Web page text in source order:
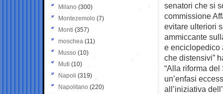
senatori che si
commissione
evitare ulteriori
ammiccante
e enciclopedico
che distensivi”
“Alla riforma
un’enfasi
all’iniziativa
Milano (300)
Montezemolo (7)
Monti (357)
moschea (11)
Musso (10)
Muti (10)
Napoli (319)
Napolitano (220)